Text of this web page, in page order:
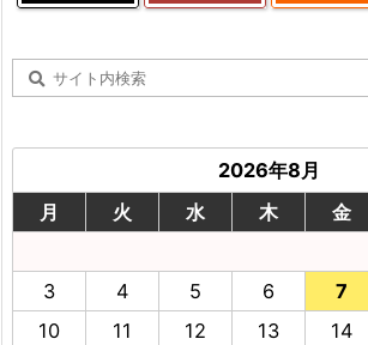
2026年8月
月
火 水 木 金
3
4 5 6 7
10
11 12 13 14